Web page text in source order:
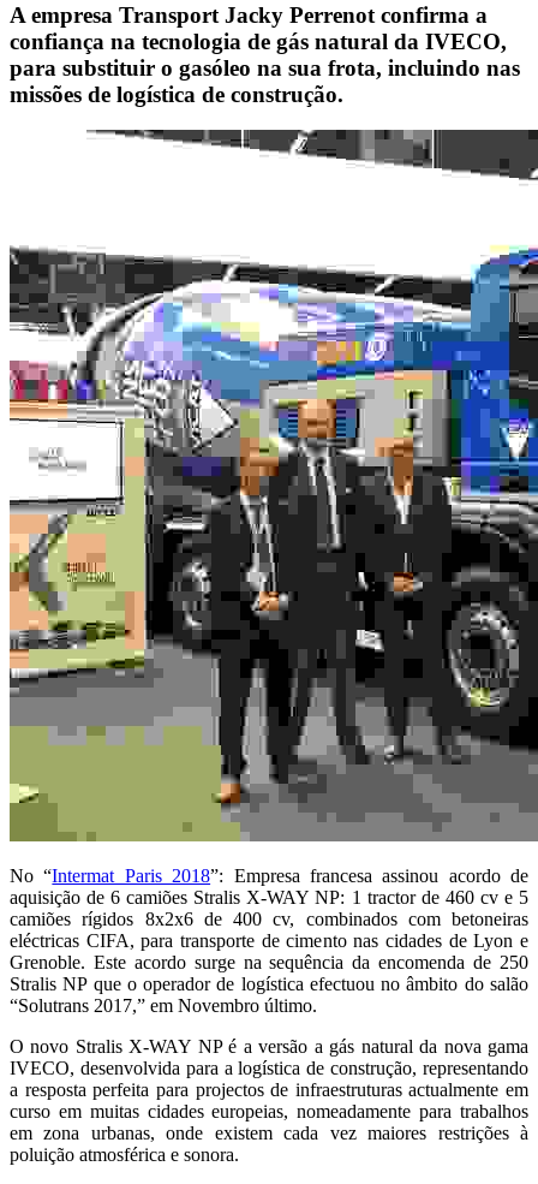
A empresa Transport Jacky Perrenot confirma a
confiança na tecnologia de gás natural da IVECO,
para substituir o gasóleo na sua frota, incluindo nas
missões de logística de construção.
No “Intermat Paris 2018”: Empresa francesa assinou acordo de
aquisição de 6 camiões Stralis X-WAY NP: 1 tractor de 460 cv e 5
camiões rígidos 8x2x6 de 400 cv, combinados com betoneiras
eléctricas CIFA, para transporte de cimento nas cidades de Lyon e
Grenoble. Este acordo surge na sequência da encomenda de 250
Stralis NP que o operador de logística efectuou no âmbito do salão
“Solutrans 2017,” em Novembro último.
O novo Stralis X-WAY NP é a versão a gás natural da nova gama
IVECO, desenvolvida para a logística de construção, representando
a resposta perfeita para projectos de infraestruturas actualmente em
curso em muitas cidades europeias, nomeadamente para trabalhos
em zona urbanas, onde existem cada vez maiores restrições à
poluição atmosférica e sonora.